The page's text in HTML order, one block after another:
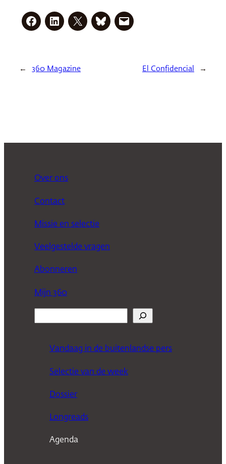
← 360 Magazine El Confidencial →
Over ons
Contact
Missie en selectie
Veelgestelde vragen
Abonneren
Mijn 360
Vandaag in de buitenlandse pers
Selectie van de week
Dossier
Longreads
Agenda